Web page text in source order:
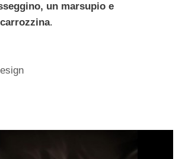
un marsupio e
.